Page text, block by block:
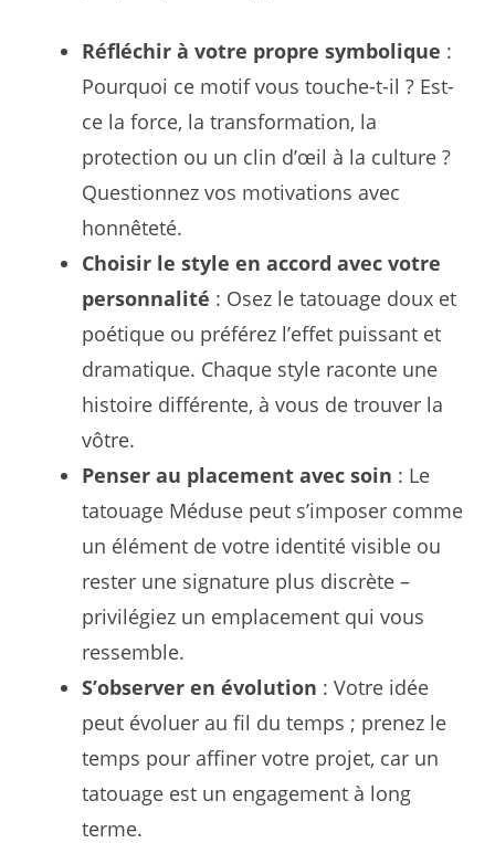
Réfléchir à votre propre symbolique :
Pourquoi ce motif vous touche-t-il ? Est-
ce la force, la transformation, la
protection ou un clin d’œil à la culture ?
Questionnez vos motivations avec
honnêteté.
Choisir le style en accord avec votre
personnalité : Osez le tatouage doux et
poétique ou préférez l’effet puissant et
dramatique. Chaque style raconte une
histoire différente, à vous de trouver la
vôtre.
Penser au placement avec soin : Le
tatouage Méduse peut s’imposer comme
un élément de votre identité visible ou
rester une signature plus discrète –
privilégiez un emplacement qui vous
ressemble.
S’observer en évolution : Votre idée
peut évoluer au fil du temps ; prenez le
temps pour affiner votre projet, car un
tatouage est un engagement à long
terme.